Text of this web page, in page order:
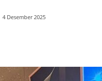
4 Desember 2025